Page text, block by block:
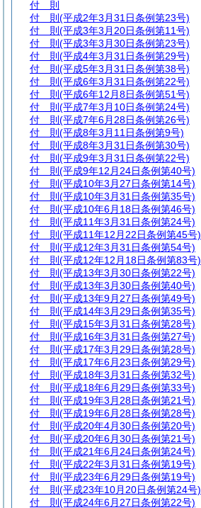
付 則
付 則 (平成2年3月31日条例第23号)
付 則 (平成3年3月20日条例第11号)
付 則 (平成3年3月30日条例第23号)
付 則 (平成4年3月31日条例第29号)
付 則 (平成5年3月31日条例第38号)
付 則 (平成6年3月31日条例第22号)
付 則 (平成6年12月8日条例第51号)
付 則 (平成7年3月10日条例第24号)
付 則 (平成7年6月28日条例第26号)
付 則 (平成8年3月11日条例第9号)
付 則 (平成8年3月31日条例第30号)
付 則 (平成9年3月31日条例第22号)
付 則 (平成9年12月24日条例第40号)
付 則 (平成10年3月27日条例第14号)
付 則 (平成10年3月31日条例第35号)
付 則 (平成10年6月18日条例第46号)
付 則 (平成11年3月31日条例第24号)
付 則 (平成11年12月22日条例第45号)
付 則 (平成12年3月31日条例第54号)
付 則 (平成12年12月18日条例第83号)
付 則 (平成13年3月30日条例第22号)
付 則 (平成13年3月30日条例第40号)
付 則 (平成13年9月27日条例第49号)
付 則 (平成14年3月29日条例第35号)
付 則 (平成15年3月31日条例第28号)
付 則 (平成16年3月31日条例第27号)
付 則 (平成17年3月29日条例第28号)
付 則 (平成17年6月23日条例第29号)
付 則 (平成18年3月31日条例第32号)
付 則 (平成18年6月29日条例第33号)
付 則 (平成19年3月28日条例第21号)
付 則 (平成19年6月28日条例第28号)
付 則 (平成20年4月30日条例第20号)
付 則 (平成20年6月30日条例第21号)
付 則 (平成21年6月24日条例第24号)
付 則 (平成22年3月31日条例第19号)
付 則 (平成23年6月29日条例第19号)
付 則 (平成23年10月20日条例第24号)
付 則 (平成24年6月27日条例第22号)